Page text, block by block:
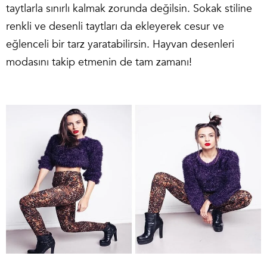
taytlarla sınırlı kalmak zorunda değilsin. Sokak stiline
renkli ve desenli taytları da ekleyerek cesur ve
eğlenceli bir tarz yaratabilirsin. Hayvan desenleri
modasını takip etmenin de tam zamanı!